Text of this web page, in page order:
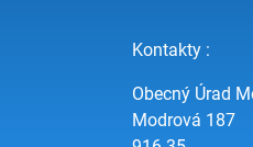
Kontakty :
Obecný Úrad
Modrová 187